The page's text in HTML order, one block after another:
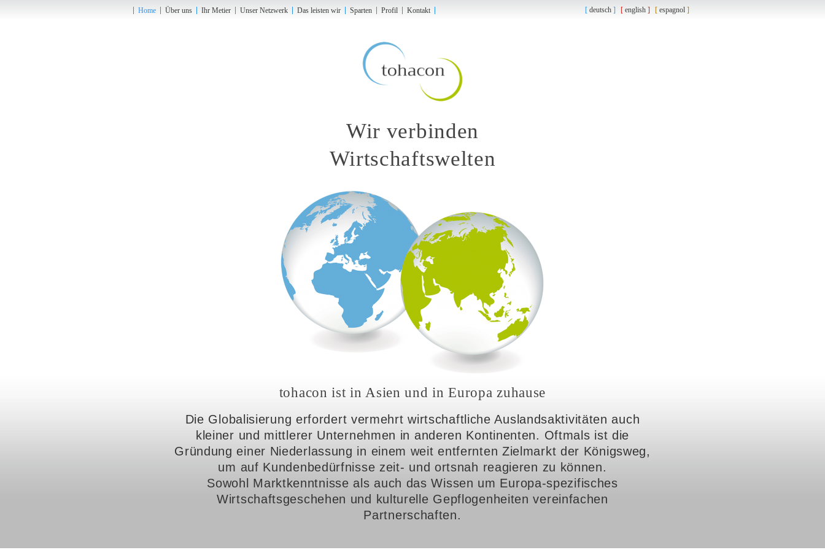
Home Über uns Ihr Metier Unser Netzwerk Das leisten wir Sparten Profil Kontakt deutsch english espagnol
Wir verbinden
Wirtschaftswelten
tohacon ist in Asien und in Europa zuhause
Die Globalisierung erfordert vermehrt wirtschaftliche Auslandsaktivitäten auch
kleiner und mittlerer Unternehmen in anderen Kontinenten. Oftmals ist die
Gründung einer Niederlassung in einem weit entfernten Zielmarkt der Königsweg,
um auf Kundenbedürfnisse zeit- und ortsnah reagieren zu können.
Sowohl Marktkenntnisse als auch das Wissen um Europa-spezifisches
Wirtschaftsgeschehen und kulturelle Gepflogenheiten vereinfachen
Partnerschaften.